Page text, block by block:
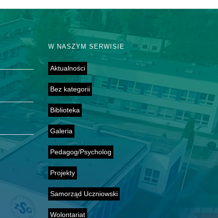
W NASZYM SERWISIE
Aktualności
Bez kategorii
Biblioteka
Galeria
Pedagog/Psycholog
Projekty
Samorząd Uczniowski
Wolontariat